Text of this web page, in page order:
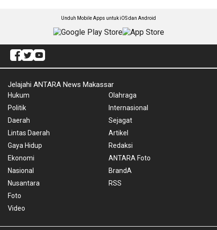
Unduh Mobile Apps untuk iOS dan Android
Jelajahi ANTARA News Makassar
Hukum
Politik
Daerah
Lintas Daerah
Gaya Hidup
Ekonomi
Nasional
Nusantara
Foto
Video
Olahraga
Internasional
Sejagat
Artikel
Redaksi
ANTARA Foto
BrandA
RSS